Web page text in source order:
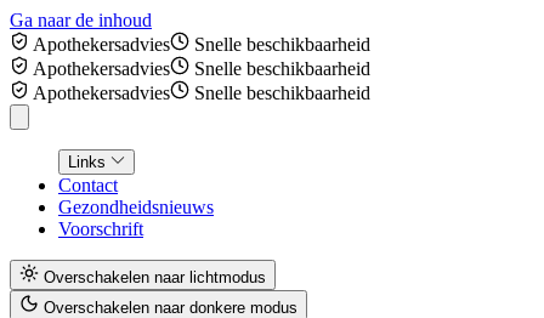
Ga naar de inhoud
Apothekersadvies
Snelle beschikbaarheid
Apothekersadvies
Snelle beschikbaarheid
Apothekersadvies
Snelle beschikbaarheid
Links
Contact
Gezondheidsnieuws
Voorschrift
Overschakelen naar lichtmodus
Overschakelen naar donkere modus